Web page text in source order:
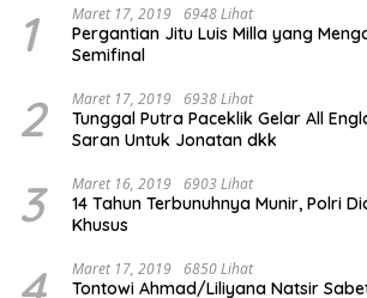
1 Maret 17, 2019 6948 Lihat
Pergantian Jitu Luis Milla yang
Semifinal
2 Maret 17, 2019 6938 Lihat
Tunggal Putra Paceklik Gelar All
Saran Untuk Jonatan dkk
3 Maret 16, 2019 6903 Lihat
14 Tahun Terbunuhnya Munir, Polri
Khusus
Maret 17, 2019 6850 Lihat
Tontowi Ahmad/Liliyana Natsir